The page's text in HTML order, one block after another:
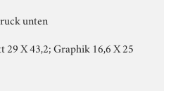
unten
29 X 43,2; Graphik 16,6 X 25